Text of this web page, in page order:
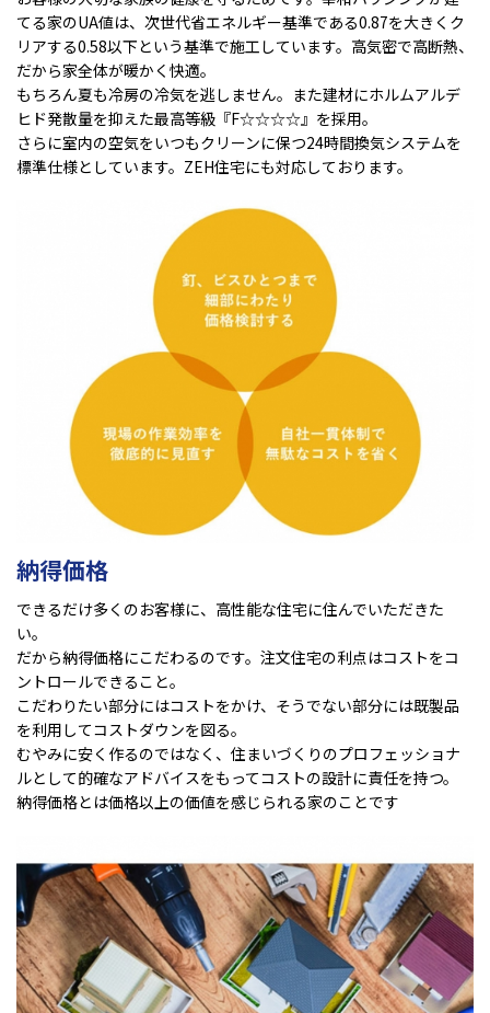
てる家のUA値は、次世代省エネルギー基準である0.87を大きくク
リアする0.58以下という基準で施工しています。高気密で高断熱、
だから家全体が暖かく快適。
もちろん夏も冷房の冷気を逃しません。また建材にホルムアルデ
ヒド発散量を抑えた最高等級『F☆☆☆☆』を採用。
さらに室内の空気をいつもクリーンに保つ24時間換気システムを
標準仕様としています。ZEH住宅にも対応しております。
納得価格
できるだけ多くのお客様に、高性能な住宅に住んでいただきた
い。
だから納得価格にこだわるのです。注文住宅の利点はコストをコ
ントロールできること。
こだわりたい部分にはコストをかけ、そうでない部分には既製品
を利用してコストダウンを図る。
むやみに安く作るのではなく、住まいづくりのプロフェッショナ
ルとして的確なアドバイスをもってコストの設計に責任を持つ。
納得価格とは価格以上の価値を感じられる家のことです